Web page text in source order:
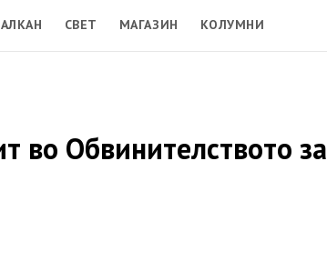
СВЕТ МАГАЗИН КОЛУМНИ
во Обвинителството за